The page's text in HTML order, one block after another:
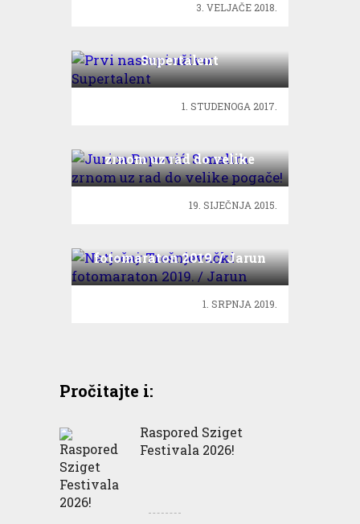
3. VELJAČE 2018.
Supertalent
1. STUDENOGA 2017.
zrnom uz rad do velike
pogače!
19. SIJEČNJA 2015.
fotomaraton 2019. / Jarun
1. SRPNJA 2019.
Pročitajte i:
Raspored Sziget
Festivala 2026!